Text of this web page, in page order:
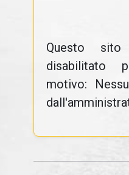
Questo
disabilitato
motivo: